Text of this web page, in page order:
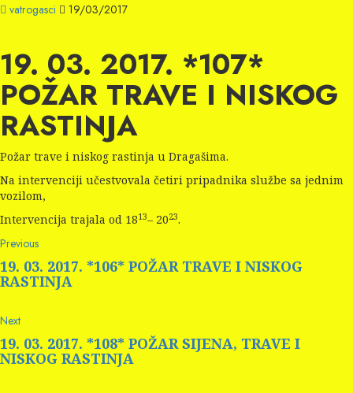
vatrogasci 19/03/2017
19. 03. 2017. *107*
POŽAR TRAVE I NISKOG
RASTINJA
Požar trave i niskog rastinja u Dragašima.
Na intervenciji učestvovala četiri pripadnika službe sa jednim
vozilom,
Intervencija trajala od 1813– 2023.
Continue
Reading
PreviousPrevious
post:
19. 03. 2017. *106* POŽAR TRAVE I NISKOG
RASTINJA
NextNext
post:
19. 03. 2017. *108* POŽAR SIJENA, TRAVE I
NISKOG RASTINJA